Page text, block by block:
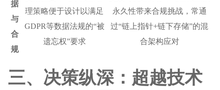
据
与
合
规
理策略便于设计以满足
GDPR等数据法规的“被
遗忘权”要求
永久性带来合规挑战，常通
过“链上指针+链下存储”的混
合架构应对
三、决策纵深：超越技术